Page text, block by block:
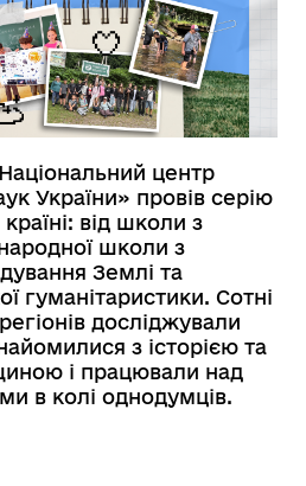
центр
України» провів серію
країні: від школи з
школи з
Землі та
гуманітаристики. Сотні
досліджували
з історією та
і працювали над
в колі однодумців.